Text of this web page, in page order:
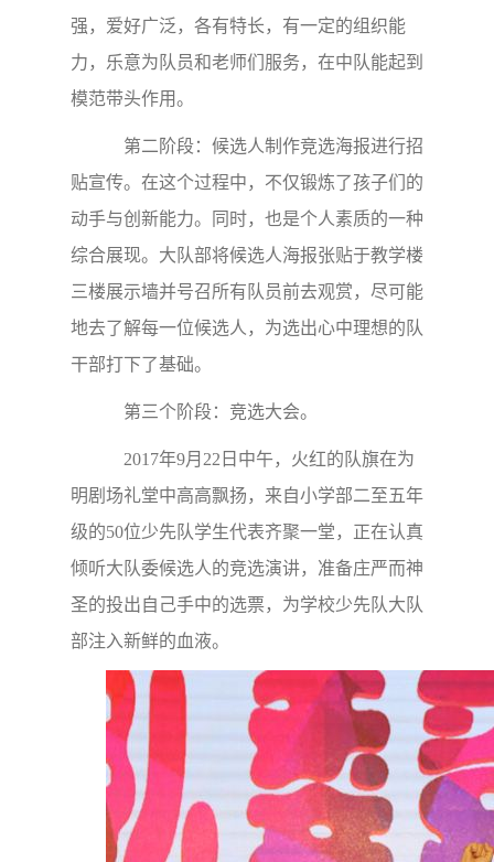
强，爱好广泛，各有特长，有一定的组织能
力，乐意为队员和老师们服务，在中队能起到
模范带头作用。
第二阶段：候选人制作竞选海报进行招
贴宣传。在这个过程中，不仅锻炼了孩子们的
动手与创新能力。同时，也是个人素质的一种
综合展现。大队部将候选人海报张贴于教学楼
三楼展示墙并号召所有队员前去观赏，尽可能
地去了解每一位候选人，为选出心中理想的队
干部打下了基础。
第三个阶段：竞选大会。
2017年9月22日中午，火红的队旗在为
明剧场礼堂中高高飘扬，来自小学部二至五年
级的50位少先队学生代表齐聚一堂，正在认真
倾听大队委候选人的竞选演讲，准备庄严而神
圣的投出自己手中的选票，为学校少先队大队
部注入新鲜的血液。